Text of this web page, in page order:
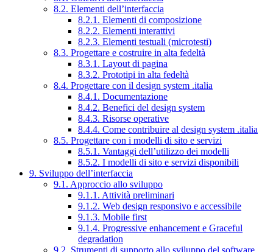
8.2. Elementi dell’interfaccia
8.2.1. Elementi di composizione
8.2.2. Elementi interattivi
8.2.3. Elementi testuali (microtesti)
8.3. Progettare e costruire in alta fedeltà
8.3.1. Layout di pagina
8.3.2. Prototipi in alta fedeltà
8.4. Progettare con il design system .italia
8.4.1. Documentazione
8.4.2. Benefici del design system
8.4.3. Risorse operative
8.4.4. Come contribuire al design system .italia
8.5. Progettare con i modelli di sito e servizi
8.5.1. Vantaggi dell’utilizzo dei modelli
8.5.2. I modelli di sito e servizi disponibili
9. Sviluppo dell’interfaccia
9.1. Approccio allo sviluppo
9.1.1. Attività preliminari
9.1.2. Web design responsivo e accessibile
9.1.3. Mobile first
9.1.4. Progressive enhancement e Graceful
degradation
9.2. Strumenti di supporto allo sviluppo del software